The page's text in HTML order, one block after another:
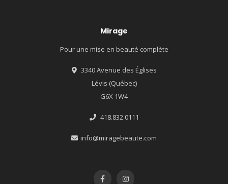
Mirage
Pour une mise en beauté complète
3340 Avenue des Églises
Lévis (Québec)
G6X 1W4
418.832.0111
info@miragebeaute.com